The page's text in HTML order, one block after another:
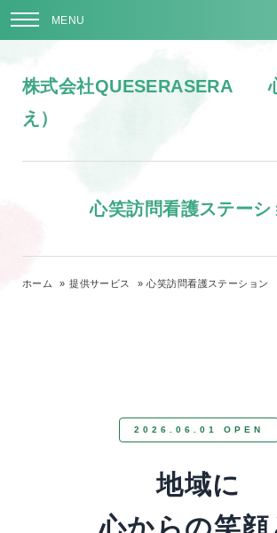
MENU
株式会社QUESERASERA
え）
心笑訪問看護ステーシ
ホーム » 提供サービス » 心笑訪問看護ステーション
2026.06.01 OPEN
地域に